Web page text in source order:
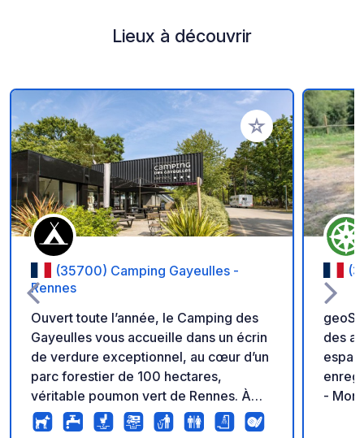
Lieux à découvrir
Ajouter à vos
(35700) Camping Gayeulles -
Rennes
Ouvert toute l’année, le Camping des
Gayeulles vous accueille dans un écrin
de verdure exceptionnel, au cœur d’un
parc forestier de 100 hectares,
véritable poumon vert de Rennes. À
seulement 5 km du centre historique,
des
espace vert !
- Mon